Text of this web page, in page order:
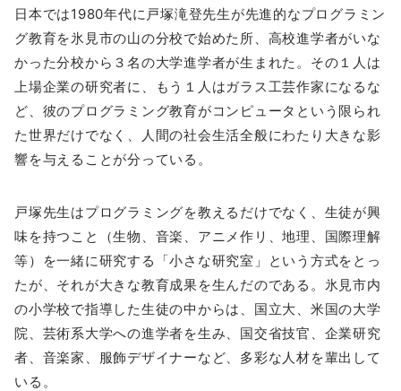
日本では1980年代に戸塚滝登先生が先進的なプログラミン
グ教育を氷見市の山の分校で始めた所、高校進学者がいな
かった分校から３名の大学進学者が生まれた。その１人は
上場企業の研究者に、もう１人はガラス工芸作家になるな
ど、彼のプログラミング教育がコンピュータという限られ
た世界だけでなく、人間の社会生活全般にわたり大きな影
響を与えることが分っている。
戸塚先生はプログラミングを教えるだけでなく、生徒が興
味を持つこと（生物、音楽、アニメ作リ、地理、国際理解
等）を一緒に研究する「小さな研究室」という方式をとっ
たが、それが大きな教育成果を生んだのである。氷見市内
の小学校で指導した生徒の中からは、国立大、米国の大学
院、芸術系大学への進学者を生み、国交省技官、企業研究
者、音楽家、服飾デザイナーなど、多彩な人材を輩出して
いる。